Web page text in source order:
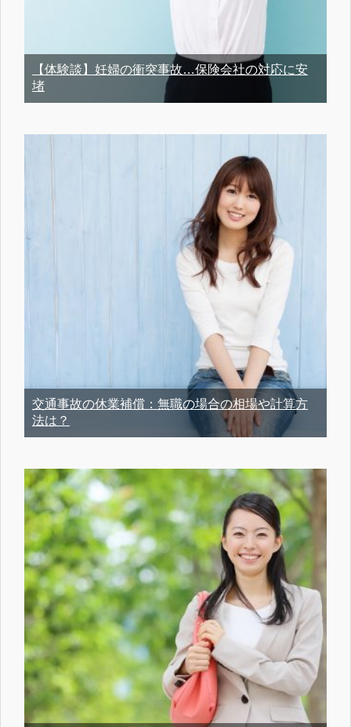
【体験談】妊婦の衝突事故…保険会社の対応に安
堵
交通事故の休業補償：無職の場合の相場や計算方
法は？